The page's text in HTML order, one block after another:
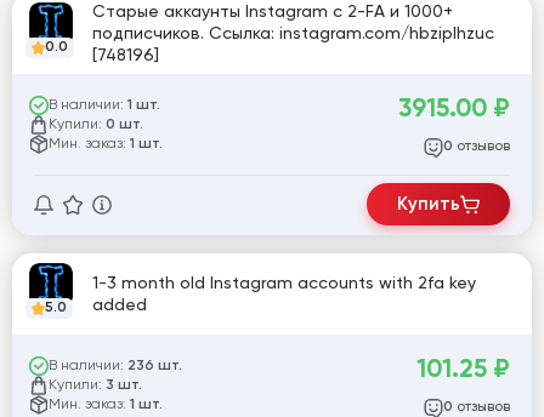
0.0
Старые аккаунты Instagram с 2-FA и 1000+
подписчиков. Ссылка: instagram.com/hbziplhzuc
[748196]
В наличии: 1 шт.
Купили: 0 шт.
Мин. заказ: 1 шт.
3915.00 ₽
0 отзывов
Купить
5.0
1-3 month old Instagram accounts with 2fa key
added
В наличии: 236 шт.
Купили: 3 шт.
Мин. заказ: 1 шт.
101.25 ₽
0 отзывов